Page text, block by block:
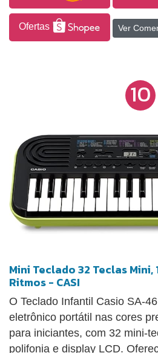
Ofertas Ver
10
Mini Teclado 32 Teclas Mini,
Ritmos - CASI
O Teclado Infantil Casio SA-
eletrônico portátil nas cores
para iniciantes, com 32 mini-
polifonia e display LCD.